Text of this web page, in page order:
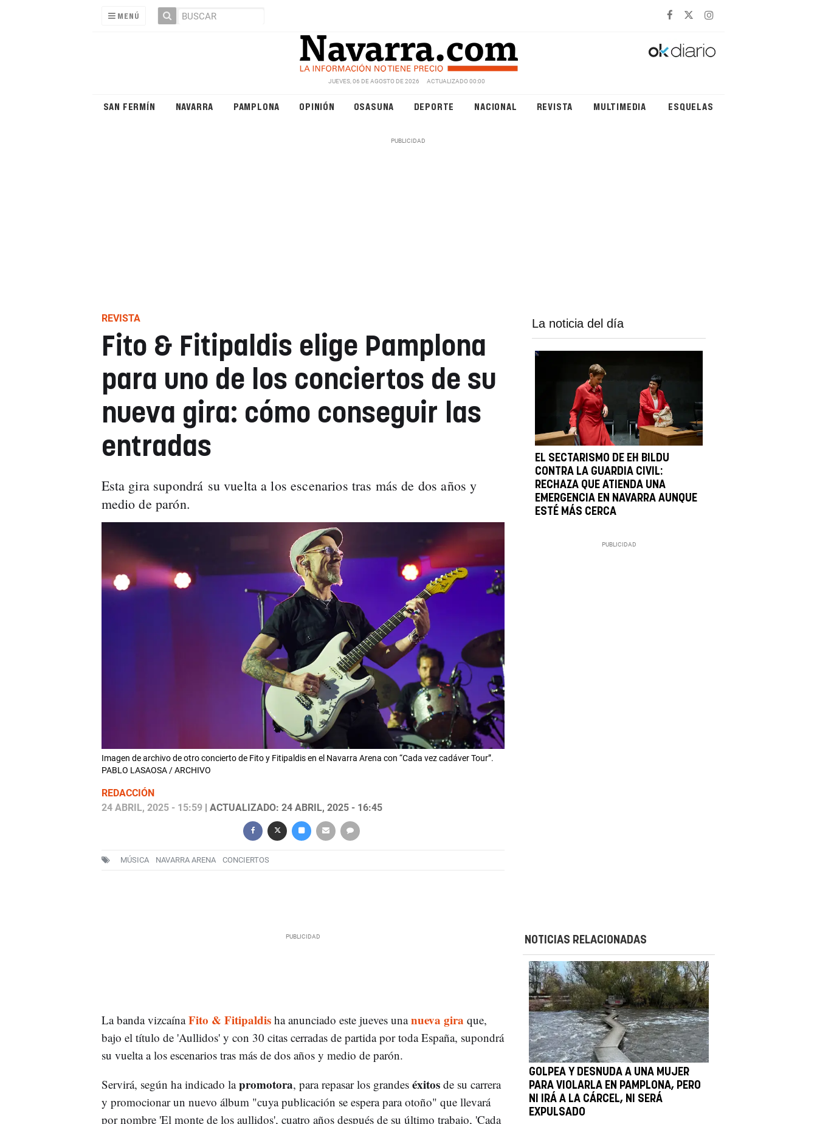
MENÚ
JUEVES, 06 DE AGOSTO DE 2026 ACTUALIZADO 00:00
SAN FERMÍN NAVARRA PAMPLONA OPINIÓN OSASUNA DEPORTE NACIONAL REVISTA MULTIMEDIA ESQUELAS
REVISTA
Fito & Fitipaldis elige Pamplona
para uno de los conciertos de su
nueva gira: cómo conseguir las
entradas
Esta gira supondrá su vuelta a los escenarios tras más de dos años y
medio de parón.
Imagen de archivo de otro concierto de Fito y Fitipaldis en el Navarra Arena con “Cada vez cadáver Tour”.
PABLO LASAOSA / ARCHIVO
REDACCIÓN
24 ABRIL, 2025 - 15:59| ACTUALIZADO: 24 ABRIL, 2025 - 16:45
MÚSICA NAVARRA ARENA CONCIERTOS
La noticia del día
EL SECTARISMO DE EH BILDU
CONTRA LA GUARDIA CIVIL:
RECHAZA QUE ATIENDA UNA
EMERGENCIA EN NAVARRA AUNQUE
ESTÉ MÁS CERCA
La banda vizcaínaFito & Fitipaldisha anunciado este jueves unanueva gira que,
bajo el título de 'Aullidos' y con 30 citas cerradas de partida por toda España, supondrá
su vuelta a los escenarios tras más de dos años y medio de parón.
Servirá, según ha indicado lapromotora, para repasar los grandes éxitosde su carrera
y promocionar un nuevo álbum "cuya publicación se espera para otoño" que llevará
por nombre 'El monte de los aullidos', cuatro años después de su último trabajo, 'Cada
NOTICIAS RELACIONADAS
GOLPEA Y DESNUDA A UNA MUJER
PARA VIOLARLA EN PAMPLONA, PERO
NI IRÁ A LA CÁRCEL, NI SERÁ
EXPULSADO